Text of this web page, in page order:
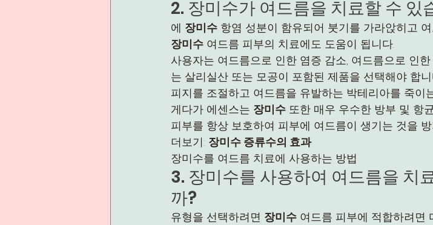
2. 장미수가 여드름을 치료할 수 있
에 장미수 항염 성분이 함유되어 붓기를 가라앉히고
장미수 여드름 피부의 치료에도 도움이 됩니다.
사용자는 여드름으로 인한 염증 감소, 여드름으로 인
는 살리실산 또는 모공이 포함된 제품을 선택해야 합
피지를 조절하고 여드름을 유발하는 박테리아를 죽이
게다가 에센스는 장미수 또한 매우 우수한 방부 및 항
피부를 항상 보호하여 피부에 여드름이 생기는 것을
더보기: 장미수 증류수의 효과
장미수를 여드름 치료에 사용하는 방법
3. 장미수를 사용하여 여드름을 치
까?
유형을 선택하려면 장미수 여드름 피부에 적합하려면